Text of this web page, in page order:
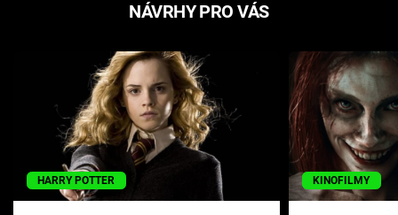
NÁVRHY PRO VÁS
HARRY POTTER KINOFILMY